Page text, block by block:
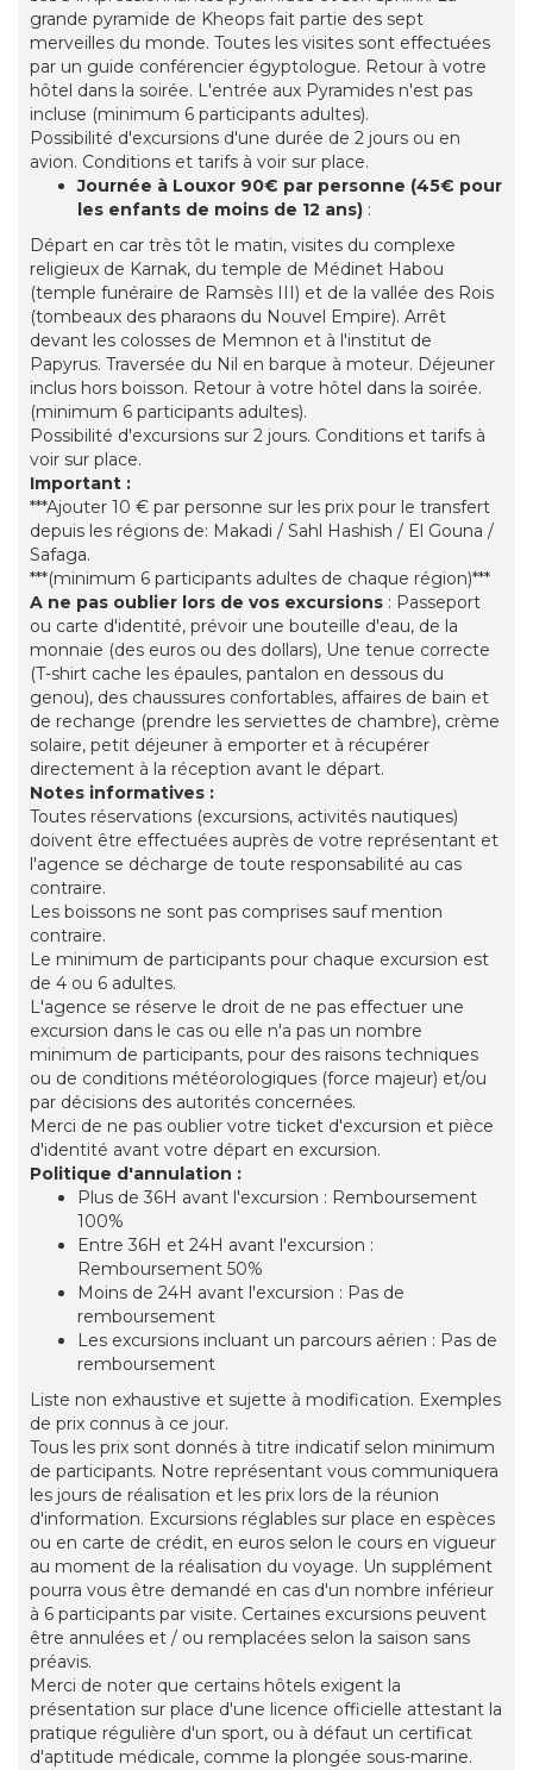
grande pyramide de Kheops fait partie des sept
merveilles du monde. Toutes les visites sont effectuées
par un guide conférencier égyptologue. Retour à votre
hôtel dans la soirée. L'entrée aux Pyramides n'est pas
incluse (minimum 6 participants adultes).
Possibilité d'excursions d'une durée de 2 jours ou en
avion. Conditions et tarifs à voir sur place.
Journée à Louxor 90€ par personne (45€ pour
les enfants de moins de 12 ans) :
Départ en car très tôt le matin, visites du complexe
religieux de Karnak, du temple de Médinet Habou
(temple funéraire de Ramsès III) et de la vallée des Rois
(tombeaux des pharaons du Nouvel Empire). Arrêt
devant les colosses de Memnon et à l'institut de
Papyrus. Traversée du Nil en barque à moteur. Déjeuner
inclus hors boisson. Retour à votre hôtel dans la soirée.
(minimum 6 participants adultes).
Possibilité d'excursions sur 2 jours. Conditions et tarifs à
voir sur place.
Important :
***Ajouter 10 € par personne sur les prix pour le transfert
depuis les régions de: Makadi / Sahl Hashish / El Gouna /
Safaga.
***(minimum 6 participants adultes de chaque région)***
A ne pas oublier lors de vos excursions : Passeport
ou carte d'identité, prévoir une bouteille d'eau, de la
monnaie (des euros ou des dollars), Une tenue correcte
(T-shirt cache les épaules, pantalon en dessous du
genou), des chaussures confortables, affaires de bain et
de rechange (prendre les serviettes de chambre), crème
solaire, petit déjeuner à emporter et à récupérer
directement à la réception avant le départ.
Notes informatives :
Toutes réservations (excursions, activités nautiques)
doivent être effectuées auprès de votre représentant et
l'agence se décharge de toute responsabilité au cas
contraire.
Les boissons ne sont pas comprises sauf mention
contraire.
Le minimum de participants pour chaque excursion est
de 4 ou 6 adultes.
L'agence se réserve le droit de ne pas effectuer une
excursion dans le cas ou elle n'a pas un nombre
minimum de participants, pour des raisons techniques
ou de conditions météorologiques (force majeur) et/ou
par décisions des autorités concernées.
Merci de ne pas oublier votre ticket d'excursion et pièce
d'identité avant votre départ en excursion.
Politique d'annulation :
Plus de 36H avant l'excursion : Remboursement
100%
Entre 36H et 24H avant l'excursion :
Remboursement 50%
Moins de 24H avant l'excursion : Pas de
remboursement
Les excursions incluant un parcours aérien : Pas de
remboursement
Liste non exhaustive et sujette à modification. Exemples
de prix connus à ce jour.
Tous les prix sont donnés à titre indicatif selon minimum
de participants. Notre représentant vous communiquera
les jours de réalisation et les prix lors de la réunion
d'information. Excursions réglables sur place en espèces
ou en carte de crédit, en euros selon le cours en vigueur
au moment de la réalisation du voyage. Un supplément
pourra vous être demandé en cas d'un nombre inférieur
à 6 participants par visite. Certaines excursions peuvent
être annulées et / ou remplacées selon la saison sans
préavis.
Merci de noter que certains hôtels exigent la
présentation sur place d'une licence officielle attestant la
pratique régulière d'un sport, ou à défaut un certificat
d'aptitude médicale, comme la plongée sous-marine.